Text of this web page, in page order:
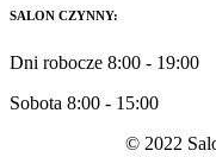
SALON CZYNNY:
Dni robocze 8:00 - 19:00
Sobota 8:00 - 15:00
© 2022